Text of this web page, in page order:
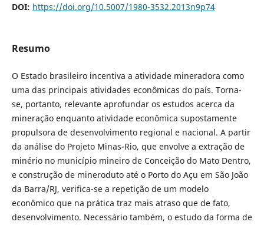
DOI: https://doi.org/10.5007/1980-3532.2013n9p74
Resumo
O Estado brasileiro incentiva a atividade mineradora como
uma das principais atividades econômicas do país. Torna-
se, portanto, relevante aprofundar os estudos acerca da
mineração enquanto atividade econômica supostamente
propulsora de desenvolvimento regional e nacional. A partir
da análise do Projeto Minas-Rio, que envolve a extração de
minério no município mineiro de Conceição do Mato Dentro,
e construção de mineroduto até o Porto do Açu em São João
da Barra/RJ, verifica-se a repetição de um modelo
econômico que na prática traz mais atraso que de fato,
desenvolvimento. Necessário também, o estudo da forma de